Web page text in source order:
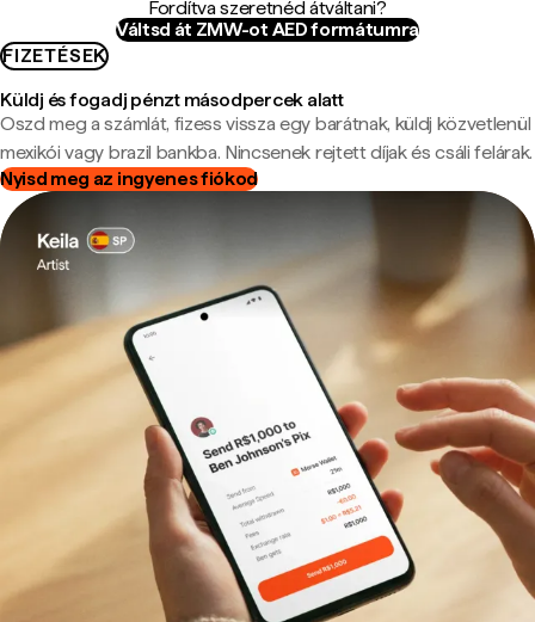
Fordítva szeretnéd átváltani?
Váltsd át ZMW-ot AED formátumra
FIZETÉSEK
Küldj és fogadj pénzt másodpercek alatt
Oszd meg a számlát, fizess vissza egy barátnak, küldj közvetlenül
mexikói vagy brazil bankba. Nincsenek rejtett díjak és csáli felárak.
Nyisd meg az ingyenes fiókod